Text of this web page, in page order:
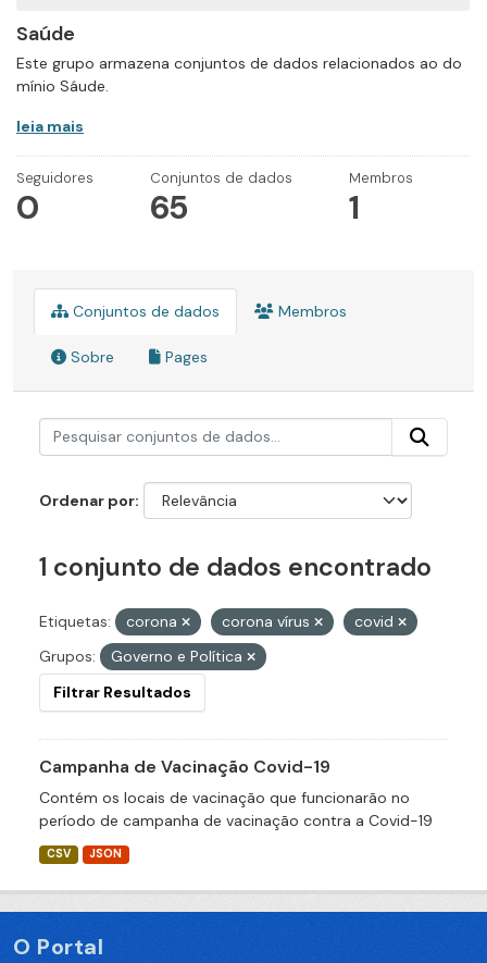
Saúde
Este grupo armazena conjuntos de dados relacionados ao do
mínio Sáude.
leia mais
Seguidores
0
Conjuntos de dados
65
Membros
1
Conjuntos de dados Membros
Sobre Pages
Ordenar por
1 conjunto de dados encontrado
Etiquetas: corona corona vírus
covid
Grupos:
Governo e Política
Filtrar Resultados
Campanha de Vacinação Covid-19
Contém os locais de vacinação que funcionarão no
período de campanha de vacinação contra a Covid-19
CSV JSON
O Portal